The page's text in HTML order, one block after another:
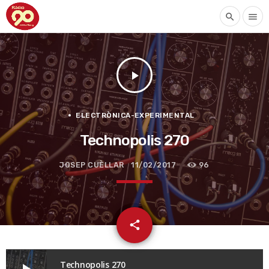
search menu
play_arrow
ELECTRÒNICA-EXPERIMENTAL
Technopolis 270
JOSEP CUÈLLAR 11/02/2017 96
share
email
Technopolis 270